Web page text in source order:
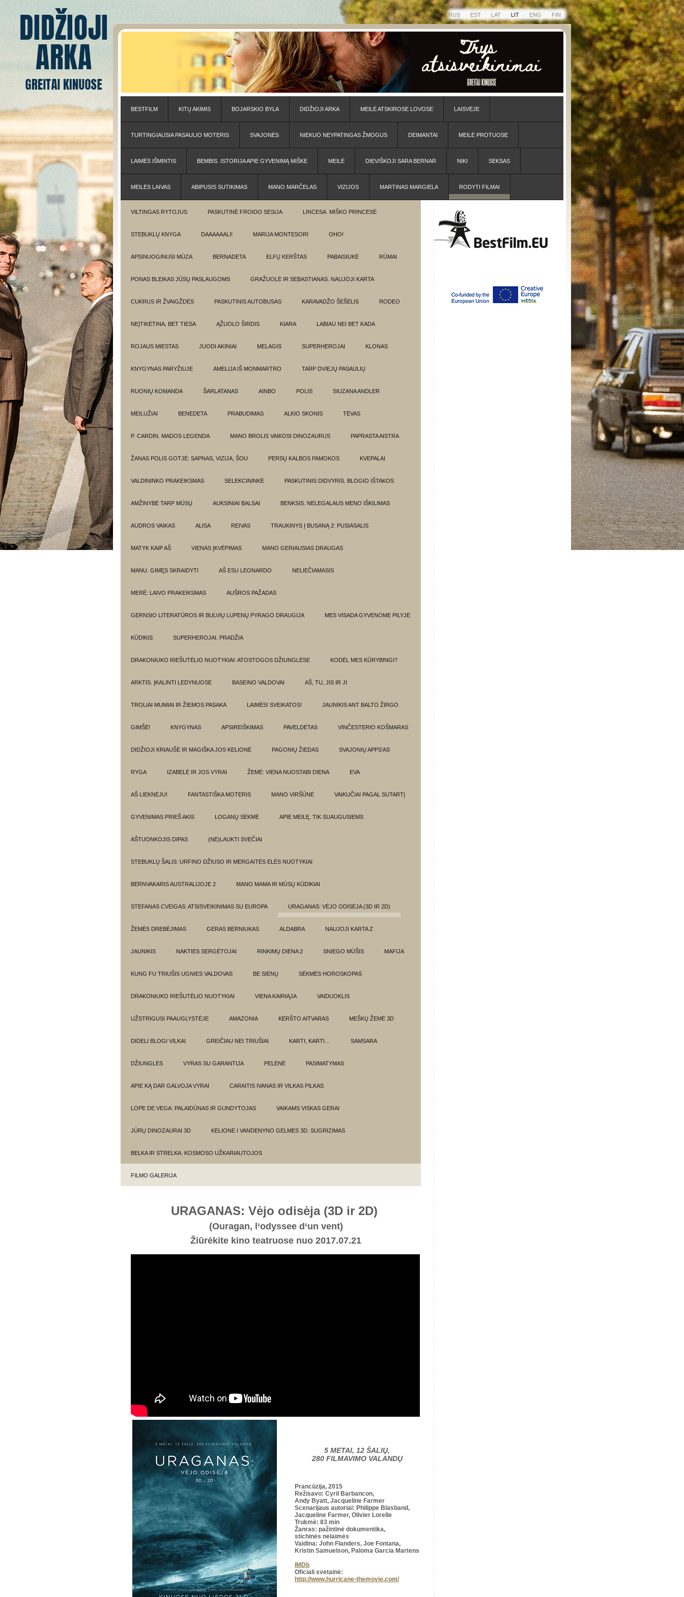
RUS EST LAT LIT ENG FIN
BESTFILM KITŲ AKIMIS BOJARSKIO BYLA DIDŽIOJI ARKA MEILĖ ATSKIROSE LOVOSE LAISVĖJE
TURTINGIAUSIA PASAULIO MOTERIS SVAJONĖS NIEKUO NEYPATINGAS ŽMOGUS DEIMANTAI MEILĖ PROTUOSE
LAIMĖS IŠMINTIS BEMBIS. ISTORIJA APIE GYVENIMĄ MIŠKE MEILĖ DIEVIŠKOJI SARA BERNAR NIKI SEKSAS
MEILĖS LAIVAS ABIPUSIS SUTIKIMAS MANO MARČELAS VIZIJOS MARTINAS MARGIELA RODYTI FILMAI
VILTINGAS RYTOJUS PASKUTINĖ FROIDO SESIJA LINCESA. MIŠKO PRINCESĖ
STEBUKLŲ KNYGA DAAAAAALI! MARIJA MONTESORI OHO!
APSINUOGINUSI MŪZA BERNADETA ELFŲ KERŠTAS PABAISIUKĖ RŪMAI
PONAS BLEIKAS JŪSŲ PASLAUGOMS GRAŽUOLĖ IR SEBASTIANAS. NAUJOJI KARTA
CUKRUS IR ŽVAIGŽDĖS PASKUTINIS AUTOBUSAS KARAVADŽO ŠEŠĖLIS RODEO
NEĮTIKĖTINA, BET TIESA ĄŽUOLO ŠIRDIS KIARA LABIAU NEI BET KADA
ROJAUS MIESTAS JUODI AKINIAI MELAGIS SUPERHEROJAI KLONAS
KNYGYNAS PARYŽIUJE AMELIJA IŠ MONMARTRO TARP DVIEJŲ PASAULIŲ
RUONIŲ KOMANDA ŠARLATANAS AINBO POLIS SIUZANA ANDLER
MEILUŽIAI BENEDETA PRABUDIMAS ALKIO SKONIS TĖVAS
P. CARDIN. MADOS LEGENDA MANO BROLIS VAIKOSI DINOZAURUS PAPRASTA AISTRA
ŽANAS POLIS GOTJĖ: SAPNAS, VIZIJA, ŠOU PERSŲ KALBOS PAMOKOS KVEPALAI
VALDININKO PRAKEIKSMAS SELEKCININKĖ PASKUTINIS DIDVYRIS. BLOGIO IŠTAKOS
AMŽINYBĖ TARP MŪSŲ AUKSINIAI BALSAI BENKSIS. NELEGALAUS MENO IŠKILIMAS
AUDROS VAIKAS ALISA REIVAS TRAUKINYS Į BUSANĄ 2: PUSIASALIS
MATYK KAIP AŠ VIENAS ĮKVĖPIMAS MANO GERIAUSIAS DRAUGAS
MANU. GIMĘS SKRAIDYTI AŠ ESU LEONARDO NELIEČIAMASIS
MERĖ: LAIVO PRAKEIKSMAS AUŠROS PAŽADAS
GERNSIO LITERATŪROS IR BULVIŲ LUPENŲ PYRAGO DRAUGIJA MES VISADA GYVENOME PILYJE
KŪDIKIS SUPERHEROJAI. PRADŽIA
DRAKONIUKO RIEŠUTĖLIO NUOTYKIAI: ATOSTOGOS DŽIUNGLĖSE KODĖL MES KŪRYBINGI?
ARKTIS. ĮKALINTI LEDYNUOSE BASEINO VALDOVAI AŠ, TU, JIS IR JI
TROLIAI MUMIAI IR ŽIEMOS PASAKA LAIMĖS! SVEIKATOS! JAUNIKIS ANT BALTO ŽIRGO
GIMŠĖ! KNYGYNAS APSIREIŠKIMAS PAVELDĖTAS VINČESTERIO KOŠMARAS
DIDŽIOJI KRIAUŠĖ IR MAGIŠKA JOS KELIONĖ PAGONIŲ ŽIEDAS SVAJONIŲ APPS'AS
RYGA IZABELĖ IR JOS VYRAI ŽEMĖ: VIENA NUOSTABI DIENA EVA
AŠ LIEKNĖJU! FANTASTIŠKA MOTERIS MANO VIRŠŪNĖ VAIKUČIAI PAGAL SUTARTĮ
GYVENIMAS PRIEŠ AKIS LOGANŲ SĖKMĖ APIE MEILĘ. TIK SUAUGUSIEMS
AŠTUONKOJIS DIPAS (NE)LAUKTI SVEČIAI
STEBUKLŲ ŠALIS: URFINO DŽIUSO IR MERGAITĖS ELĖS NUOTYKIAI
BERNVAKARIS AUSTRALIJOJE 2 MANO MAMA IR MŪSŲ KŪDIKIAI
STEFANAS CVEIGAS: ATSISVEIKINIMAS SU EUROPA URAGANAS: VĖJO ODISĖJA (3D IR 2D)
ŽEMĖS DREBĖJIMAS GERAS BERNIUKAS ALDABRA NAUJOJI KARTA Z
JAUNIKIS NAKTIES SERGĖTOJAI RINKIMŲ DIENA 2 SNIEGO MŪŠIS MAFIJA
KUNG FU TRIUŠIS UGNIES VALDOVAS BE SIENŲ SĖKMĖS HOROSKOPAS
DRAKONIUKO RIEŠUTĖLIO NUOTYKIAI VIENA KAIRIĄJA VAIDUOKLIS
UŽSTRIGUSI PAAUGLYSTĖJE AMAZONIA KERŠTO AITVARAS MEŠKŲ ŽEMĖ 3D
DIDELI BLOGI VILKAI GREIČIAU NEI TRIUŠIAI KARTI, KARTI… SAMSARA
DŽIUNGLĖS VYRAS SU GARANTIJA PELENĖ PASIMATYMAS
APIE KĄ DAR GALVOJA VYRAI CARAITIS IVANAS IR VILKAS PILKAS
LOPE DE VEGA: PALAIDŪNAS IR GUNDYTOJAS VAIKAMS VISKAS GERAI
JŪRŲ DINOZAURAI 3D KELIONE I VANDENYNO GELMES 3D. SUGRIZIMAS
BELKA IR STRELKA: KOSMOSO UŽKARIAUTOJOS
FILMO GALERIJA
URAGANAS: Vėjo odisėja (3D ir 2D)
(Ouragan, l‘odyssee d‘un vent)
Žiūrėkite kino teatruose nuo 2017.07.21
5 METAI, 12 ŠALIŲ,
280 FILMAVIMO VALANDŲ
Prancūzija, 2015
Režisavo: Cyril Barbancon,
Andy Byatt, Jacqueline Farmer
Scenarijaus autoriai: Philippe Blasband,
Jacqueline Farmer, Olivier Lorelle
Trukmė: 83 min
Žanras: pažintinė dokumentika,
stichinės nelaimės
Vaidina: John Flanders, Joe Fontana,
Kristin Samuelson, Paloma Garcia Martens
IMDb
Oficiali svetainė:
http://www.hurricane-themovie.com/